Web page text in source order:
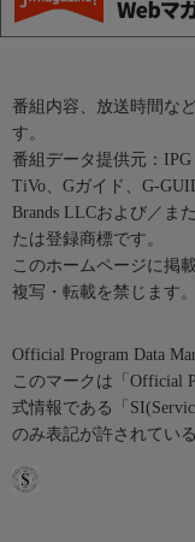
番組内容、放送時間な
す。
番組データ提供元：IPG
TiVo、Gガイド、G-
Brands LLCおよび／ま
たは登録商標です。
このホームページに掲
複写・転載を禁じます。
Official Program Data
このマークは「Official
式情報である「
のみ表記が許されてい